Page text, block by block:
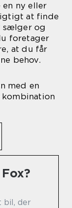
en ny eller
at finde
sælger og
foretager
at du får
behov.
med en
bil, der